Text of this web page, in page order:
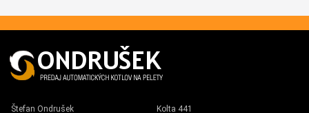
Štefan Ondrušek Kolta 441